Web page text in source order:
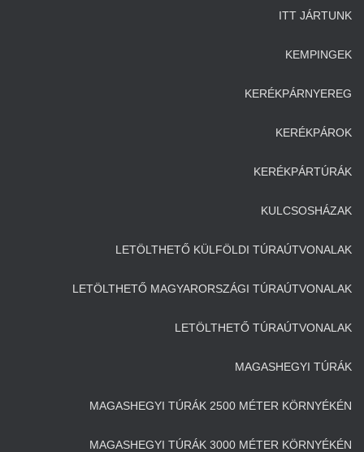
ITT JÁRTUNK
KEMPINGEK
KERÉKPÁRNYEREG
KERÉKPÁROK
KERÉKPÁRTÚRÁK
KULCSOSHÁZAK
LETÖLTHETŐ KÜLFÖLDI TÚRAÚTVONALAK
LETÖLTHETŐ MAGYARORSZÁGI TÚRAÚTVONALAK
LETÖLTHETŐ TÚRAÚTVONALAK
MAGASHEGYI TÚRÁK
MAGASHEGYI TÚRÁK 2500 MÉTER KÖRNYÉKÉN
MAGASHEGYI TÚRÁK 3000 MÉTER KÖRNYÉKÉN